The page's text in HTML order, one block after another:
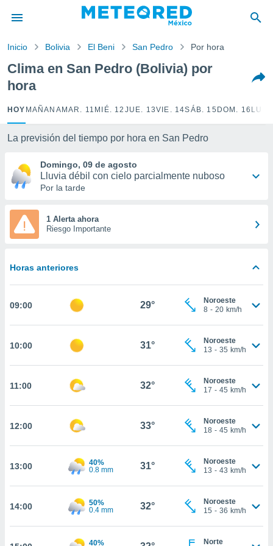
ha sido
para
que se
calidad.
a este
las
y
forma
digital
basada
la
nuestros
en
Inicio Bolivia El Beni San Pedro Por hora
Clima en San Pedro (Bolivia) por
hora
HOY MAÑANA MAR. 11 MIÉ. 12 JUE. 13VIE. 14SÁB. 15 DOM. 16
La previsión del tiempo por hora en San Pedro
Domingo, 09 de agosto
Lluvia débil con cielo parcialmente nuboso
Por la tarde
1 Alerta ahora
Riesgo Importante
Horas anteriores
09:00 29°
Noroeste
8 - 20 km/h
10:00 31°
Noroeste
13 - 35 km/h
11:00 32°
Noroeste
17 - 45 km/h
12:00 33°
Noroeste
18 - 45 km/h
13:00
40%
0.8 mm
31°
Noroeste
13 - 43 km/h
14:00
50%
0.4 mm
32°
Noroeste
15 - 36 km/h
40%
Norte